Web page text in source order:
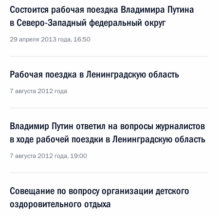
Состоится рабочая поездка Владимира Путина
в Северо-Западный федеральный округ
29 апреля 2013 года, 16:50
Рабочая поездка в Ленинградскую область
7 августа 2012 года
Владимир Путин ответил на вопросы журналистов
в ходе рабочей поездки в Ленинградскую область
7 августа 2012 года, 19:00
Совещание по вопросу организации детского
оздоровительного отдыха